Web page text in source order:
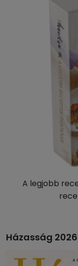
A legjobb
Házasság